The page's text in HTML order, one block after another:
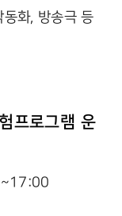
화, 방송극 등
프로그램 운